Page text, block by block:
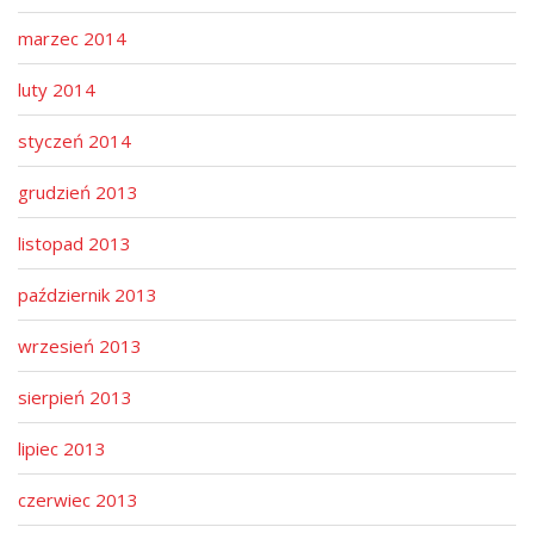
marzec 2014
luty 2014
styczeń 2014
grudzień 2013
listopad 2013
październik 2013
wrzesień 2013
sierpień 2013
lipiec 2013
czerwiec 2013